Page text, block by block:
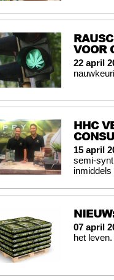
VOOR
22 april
HHC
15 april
semi-
inmiddels
07 april
het